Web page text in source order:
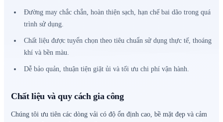
Đường may chắc chắn, hoàn thiện sạch, hạn chế bai dão trong quá
trình sử dụng.
Chất liệu được tuyển chọn theo tiêu chuẩn sử dụng thực tế, thoáng
khí và bền màu.
Dễ bảo quản, thuận tiện giặt ủi và tối ưu chi phí vận hành.
Chất liệu và quy cách gia công
Chúng tôi ưu tiên các dòng vải có độ ổn định cao, bề mặt đẹp và cảm